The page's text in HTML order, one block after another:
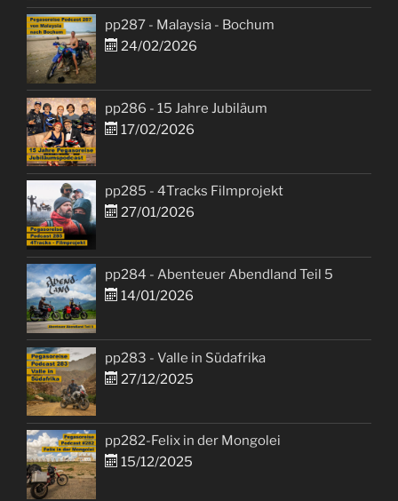
pp287 - Malaysia - Bochum
24/02/2026
pp286 - 15 Jahre Jubiläum
17/02/2026
pp285 - 4Tracks Filmprojekt
27/01/2026
pp284 - Abenteuer Abendland Teil 5
14/01/2026
pp283 - Valle in Südafrika
27/12/2025
pp282-Felix in der Mongolei
15/12/2025